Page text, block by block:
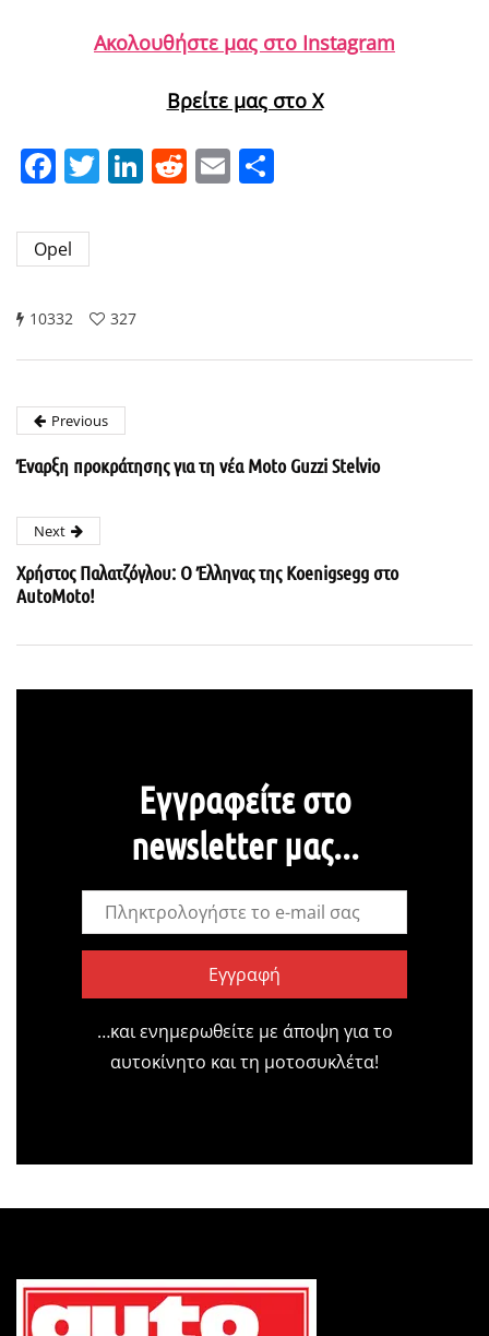
Ακολουθήστε μας στο Instagram
Βρείτε μας στο X
Facebook
Twitter
LinkedIn
Reddit
Email
Opel
10332 327
Previous
Έναρξη προκράτησης για τη νέα Moto Guzzi Stelvio
Next
Χρήστος Παλατζόγλου: Ο Έλληνας της Koenigsegg στο
AutoMoto!
Εγγραφείτε στο
newsletter μας...
Εγγραφή
…και ενημερωθείτε με άποψη για το
αυτοκίνητο και τη μοτοσυκλέτα!